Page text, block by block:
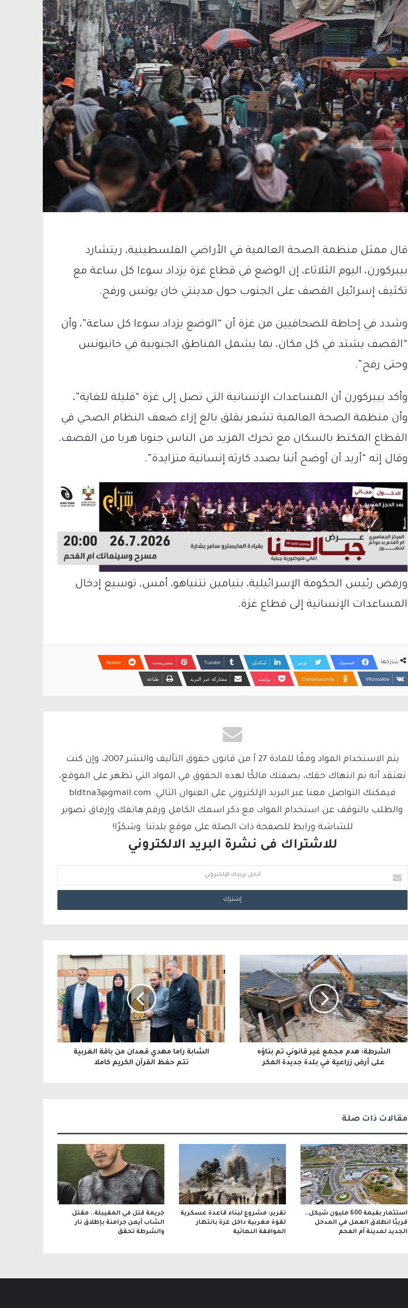
قال ممثل منظمة الصحة العالمية في الأراضي الفلسطينية، ريتشارد
بيبركورن، اليوم الثلاثاء، إن الوضع في قطاع غزة يزداد سوءا كل ساعة مع
تكثيف إسرائيل القصف على الجنوب حول مدينتي خان يونس ورفح.
وشدد في إحاطة للصحافيين من غزة أن “الوضع يزداد سوءا كل ساعة”، وأن
“القصف يشتد في كل مكان، بما يشمل المناطق الجنوبية في خانيونس
وحتى رفح”.
وأكد بيبركورن أن المساعدات الإنسانية التي تصل إلى غزة “قليلة للغاية”،
وأن منظمة الصحة العالمية تشعر بقلق بالغ إزاء ضعف النظام الصحي في
القطاع المكتظ بالسكان مع تحرك المزيد من الناس جنوبا هربا من القصف.
وقال إنه “أريد أن أوضح أننا بصدد كارثة إنسانية متزايدة”.
ورفض رئيس الحكومة الإسرائيلية، بنيامين نتنياهو، أمس، توسيع إدخال
المساعدات الإنسانية إلى قطاع غزة.
شاركها فيسبوك تويتر لينكدإن بينتيريست
Odnoklassniki بوكيت مشاركة عبر البريد طباعة
يتم الاستخدام المواد وفقًا للمادة 27 أ من قانون حقوق التأليف والنشر 2007، وإن كنت
تعتقد أنه تم انتهاك حقك، بصفتك مالكًا لهذه الحقوق في المواد التي تظهر على الموقع،
فيمكنك التواصل معنا عبر البريد الإلكتروني على العنوان التالي: bldtna3@gmail.com
والطلب بالتوقف عن استخدام المواد، مع ذكر اسمك الكامل ورقم هاتفك وإرفاق تصوير
للشاشة ورابط للصفحة ذات الصلة على موقع بلدتنا. وشكرًا!
للاشتراك فى نشرة البريد الالكتروني
د
خ
ل
ب
ي
د
ك
ا
ل
و
ن
ي
الشرطة: هدم مجمع غير قانوني تم بناؤه
على أرض زراعية في بلدة جديدة المكر
الشابة راما مهدي قعدان من باقة الغربية
تتم حفظ القرآن الكريم كاملا
مقالات ذات صلة
استثمار بقيمة 600 مليون شيكل..
قريبًا انطلاق العمل في المدخل
الجديد لمدينة أم الفحم
تقرير: مشروع لبناء قاعدة عسكرية
لقوة مغربية داخل غزة بانتظار
الموافقة النهائية
جريمة قتل في المقيبلة.. مقتل
الشاب أيمن جرامنة بإطلاق نار
والشرطة تحقق